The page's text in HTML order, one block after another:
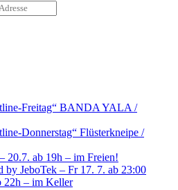
Freitag“ BANDA YALA /
Donnerstag“ Flüsterkneipe /
20.7. ab 19h – im Freien!
by JeboTek – Fr 17. 7. ab 23:00
22h – im Keller